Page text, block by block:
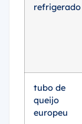
refrigerado
tubo de
queijo
europeu